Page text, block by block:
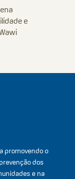
e
promovendo o
dos
e na